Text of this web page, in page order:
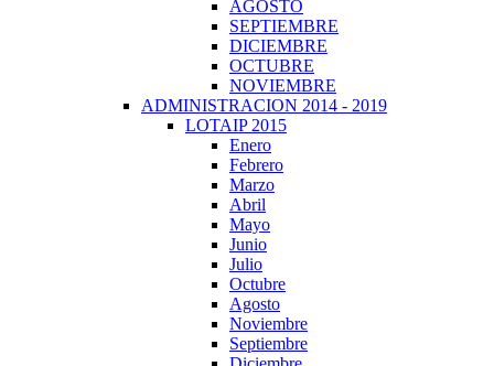
AGOSTO
SEPTIEMBRE
DICIEMBRE
OCTUBRE
NOVIEMBRE
ADMINISTRACION 2014 - 2019
LOTAIP 2015
Enero
Febrero
Marzo
Abril
Mayo
Junio
Julio
Octubre
Agosto
Noviembre
Septiembre